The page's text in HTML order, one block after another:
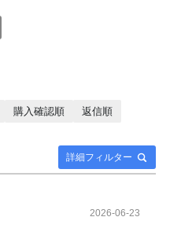
詳細フィルター
購入確認順
返信順
2026-06-23